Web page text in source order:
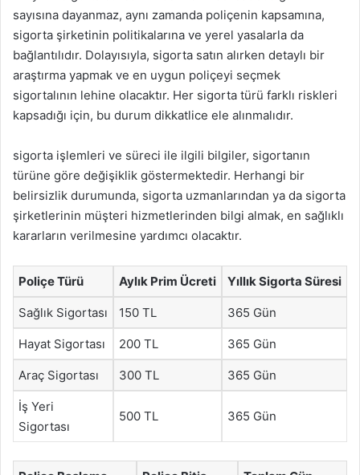
sayısına dayanmaz, aynı zamanda poliçenin kapsamına,
sigorta şirketinin politikalarına ve yerel yasalarla da
bağlantılıdır. Dolayısıyla, sigorta satın alırken detaylı bir
araştırma yapmak ve en uygun poliçeyi seçmek
sigortalının lehine olacaktır. Her sigorta türü farklı riskleri
kapsadığı için, bu durum dikkatlice ele alınmalıdır.
sigorta işlemleri ve süreci ile ilgili bilgiler, sigortanın
türüne göre değişiklik göstermektedir. Herhangi bir
belirsizlik durumunda, sigorta uzmanlarından ya da sigorta
şirketlerinin müşteri hizmetlerinden bilgi almak, en sağlıklı
kararların verilmesine yardımcı olacaktır.
Poliçe Türü Aylık Prim Ücreti Yıllık Sigorta Süresi
Sağlık Sigortası 150 TL 365 Gün
Hayat Sigortası 200 TL 365 Gün
Araç Sigortası 300 TL 365 Gün
İş Yeri
Sigortası
500 TL 365 Gün